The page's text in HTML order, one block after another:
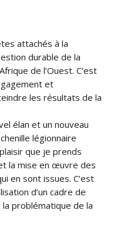
attachés à la
durable de la
de l’Ouest. C’est
et
les résultats de la
élan et un nouveau
légionnaire
que je prends
la mise en œuvre des
en sont issues. C’est
d’un cadre de
problématique de la